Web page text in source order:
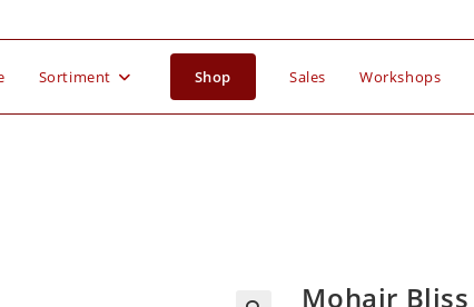
Sortiment Shop Sales Workshops
Mohair Bliss